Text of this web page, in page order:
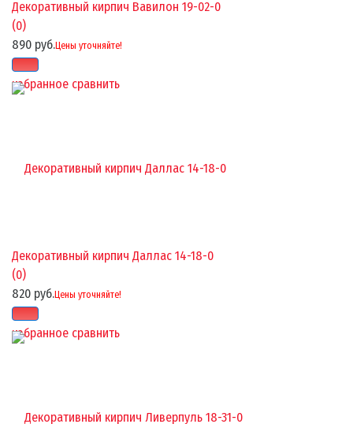
избранное сравнить
Декоративный кирпич Вавилон 19-02-0
(0)
890 руб.Цены уточняйте!
избранное сравнить
Декоративный кирпич Даллас 14-18-0
(0)
820 руб.Цены уточняйте!